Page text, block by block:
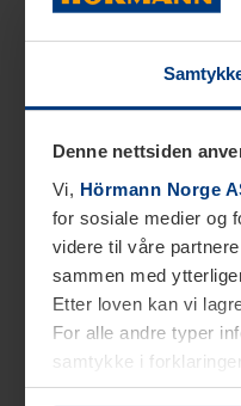
Denne nettsiden
Vi, Hörmann Norge
for sosiale medier og
videre til våre
sammen med
Etter loven kan vi
For alle andre typer
samtykke i